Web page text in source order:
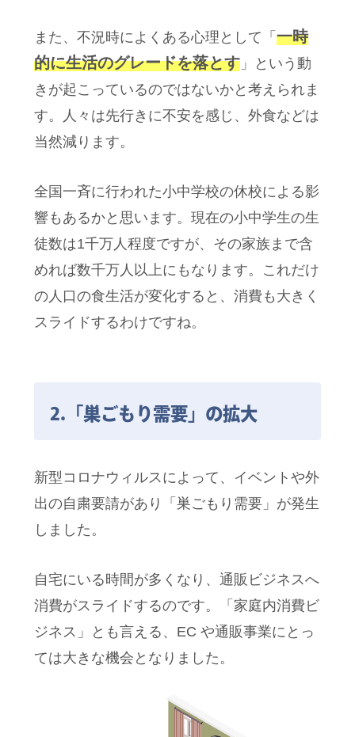
また、不況時によくある心理として「 一時
的に生活のグレードを落とす」という動
きが起こっているのではないかと考えられま
す。人々は先行きに不安を感じ、外食などは
当然減ります。
全国一斉に行われた小中学校の休校による影
響もあるかと思います。現在の小中学生の生
徒数は1千万人程度ですが、その家族まで含
めれば数千万人以上にもなります。これだけ
の人口の食生活が変化すると、消費も大きく
スライドするわけですね。
2.「巣ごもり需要」の拡大
新型コロナウィルスによって、イベントや外
出の自粛要請があり「巣ごもり需要」が発生
しました。
自宅にいる時間が多くなり、通販ビジネスへ
消費がスライドするのです。「家庭内消費ビ
ジネス」とも言える、EC や通販事業にとっ
ては大きな機会となりました。